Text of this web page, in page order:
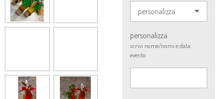
personalizza
scrivi nome/nomi e data
evento